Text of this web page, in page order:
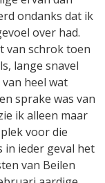
ondanks dat ik
over had.
van schrok toen
lange snavel
heel wat
sprake was van
ik alleen maar
voor die
in ieder geval het
van Beilen